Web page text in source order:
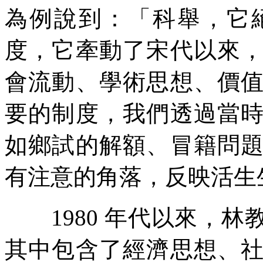
為例說到：「科舉，它
度，它牽動了宋代以來
會流動、學術思想、價
要的制度，我們透過當
如鄉試的解額、冒籍問
有注意的角落，反映活
1980 年代以來，林教
其中包含了經濟思想、